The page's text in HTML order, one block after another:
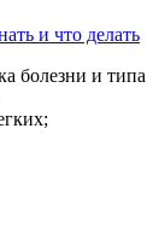
и что делать
болезни и типа